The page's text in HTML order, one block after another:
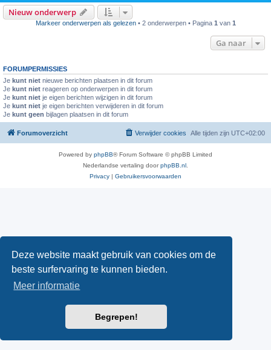
Deze website maakt gebruik van cookies om de
beste surfervaring te kunnen bieden.
Meer informatie
Begrepen!
Nieuw onderwerp
Markeer onderwerpen als gelezen• 2 onderwerpen • Pagina 1 van 1
Ga naar
FORUMPERMISSIES
Je kunt niet nieuwe berichten plaatsen in dit forum
Je kunt niet reageren op onderwerpen in dit forum
Je kunt niet je eigen berichten wijzigen in dit forum
Je kunt niet je eigen berichten verwijderen in dit forum
Je kunt geen bijlagen plaatsen in dit forum
Forumoverzicht Alle tijden zijn UTC+02:00
Verwijder cookies
Powered by phpBB® Forum Software © phpBB Limited
Nederlandse vertaling doorphpBB.nl
Privacy | Gebruikersvoorwaarden